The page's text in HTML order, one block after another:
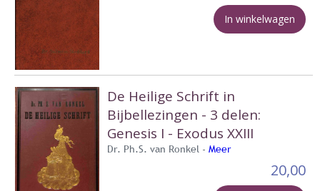
In winkelwagen
De Heilige Schrift in
Bijbellezingen - 3 delen:
Genesis I - Exodus XXIII
Dr. Ph.S. van Ronkel - Meer
20,00